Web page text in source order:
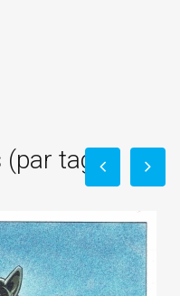
(par tag)